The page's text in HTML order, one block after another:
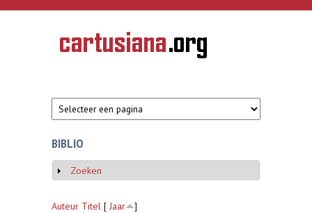
Overslaan en naar de inhoud gaan
CARTUSIANA
Geschiedenis
van de
BIBLIO
Weergeven
Zoeken
Auteur Titel [ Jaar
]